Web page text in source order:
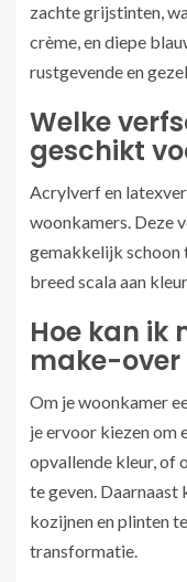
zachte grijstinten,
crème, en diepe
rustgevende en
Welke
geschikt
Acrylverf en
woonkamers. Deze
gemakkelijk schoon
breed scala aan
Hoe kan ik
make-over
Om je woonkamer
je ervoor kiezen om
opvallende kleur, of
te geven. Daarnaast
kozijnen en plinten
transformatie.